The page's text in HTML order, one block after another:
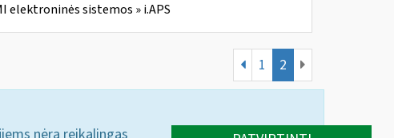
elektroninės sistemos » i.APS
1 2